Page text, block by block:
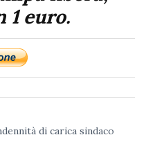
1 euro.
di carica sindaco